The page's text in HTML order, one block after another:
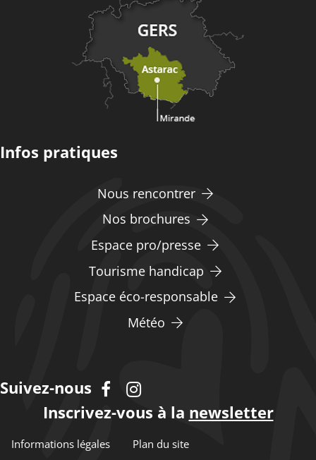
Infos pratiques
Nous rencontrer
Nos brochures
Espace pro/presse
Tourisme handicap
Espace éco-responsable
Météo
Suivez-nous
Inscrivez-vous à la newsletter
Informations légales Plan du site